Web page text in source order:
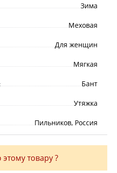
Зима
Меховая
Для женщин
Мягкая
Бант
Утяжка
Пильников, Россия
товару ?